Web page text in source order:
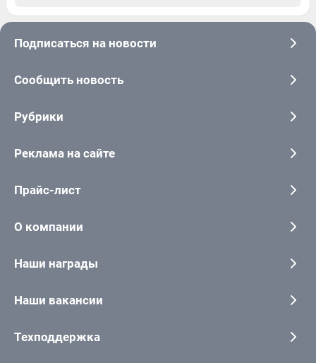
Подписаться на новости
Сообщить новость
Рубрики
Реклама на сайте
Прайс-лист
О компании
Наши награды
Наши вакансии
Техподдержка